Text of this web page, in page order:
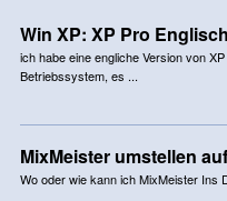
Win XP: XP Pro
ich habe eine engliche Version von
Betriebssystem, es ...
MixMeister umstellen
Wo oder wie kann ich MixMeister Ins